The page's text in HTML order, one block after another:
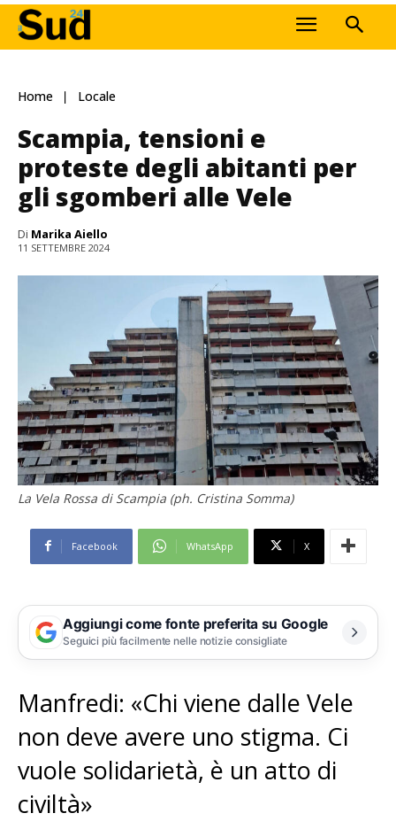
Home Locale
Scampia, tensioni e
proteste degli abitanti per
gli sgomberi alle Vele
Di Marika Aiello
11 SETTEMBRE 2024
La Vela Rossa di Scampia (ph. Cristina Somma)
Facebook WhatsApp X
Aggiungi come fonte preferita su Google
Seguici più facilmente nelle notizie consigliate
Manfredi: «Chi viene dalle Vele
non deve avere uno stigma. Ci
vuole solidarietà, è un atto di
civiltà»